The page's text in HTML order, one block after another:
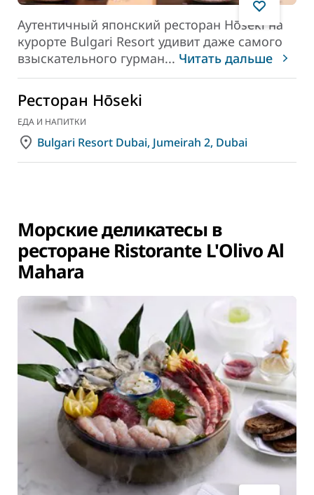
Аутентичный японский ресторан Hōseki на
курорте Bulgari Resort удивит даже самого
взыскательного гурман... Читать дальше
Ресторан Hōseki
ЕДА И НАПИТКИ
Bulgari Resort Dubai, Jumeirah 2, Dubai
Морские деликатесы в
ресторане Ristorante L'Olivo Al
Mahara